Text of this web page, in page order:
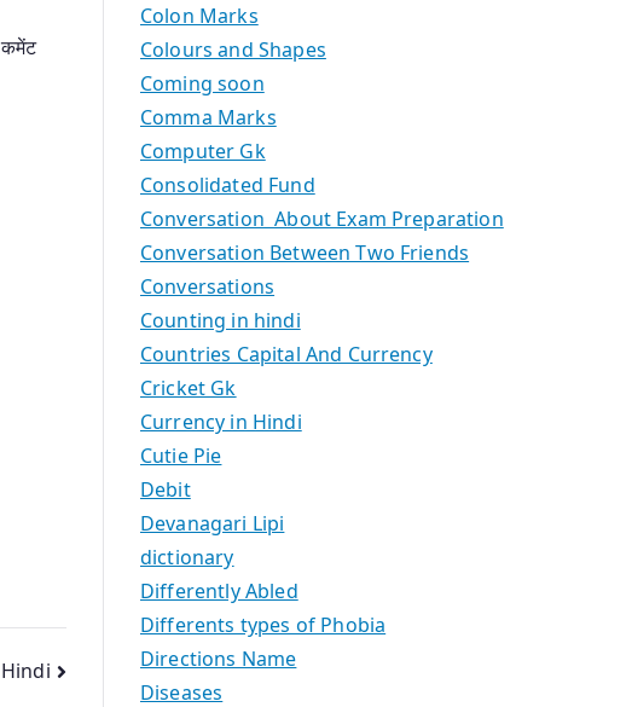
कमेंट
Hindi
Colon Marks
Colours and Shapes
Coming soon
Comma Marks
Computer Gk
Consolidated Fund
Conversation About Exam Preparation
Conversation Between Two Friends
Conversations
Counting in hindi
Countries Capital And Currency
Cricket Gk
Currency in Hindi
Cutie Pie
Debit
Devanagari Lipi
dictionary
Differently Abled
Differents types of Phobia
Directions Name
Diseases